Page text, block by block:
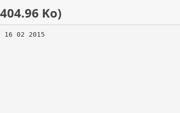
Ko)
16 02 2015